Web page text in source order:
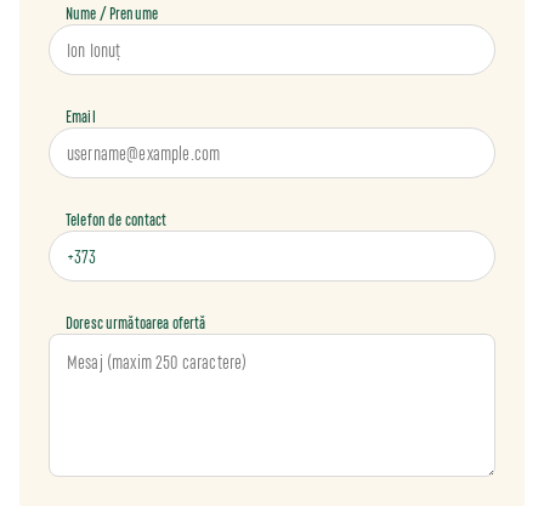
Nume / Prenume
Email
Telefon de contact
Doresc următoarea ofertă